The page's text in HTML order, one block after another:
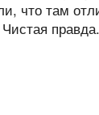
что там